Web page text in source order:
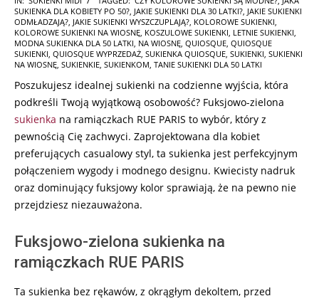
06-
17
SUKIENKA DLA KOBIETY PO 50?, JAKIE SUKIENKI DLA 30 LATKI?, JAKIE SUKIENKI
ODMŁADZAJĄ?, JAKIE SUKIENKI WYSZCZUPLAJĄ?, KOLOROWE SUKIENKI,
KOLOROWE SUKIENKI NA WIOSNĘ, KOSZULOWE SUKIENKI, LETNIE SUKIENKI,
MODNA SUKIENKA DLA 50 LATKI, NA WIOSNĘ, QUIOSQUE, QUIOSQUE
SUKIENKI, QUIOSQUE WYPRZEDAŻ, SUKIENKA QUIOSQUE, SUKIENKI, SUKIENKI
NA WIOSNĘ, SUKIENKIE, SUKIENKOM, TANIE SUKIENKI DLA 50 LATKI
Poszukujesz idealnej sukienki na codzienne wyjścia, która
podkreśli Twoją wyjątkową osobowość? Fuksjowo-zielona
sukienka na ramiączkach RUE PARIS to wybór, który z
pewnością Cię zachwyci. Zaprojektowana dla kobiet
preferujących casualowy styl, ta sukienka jest perfekcyjnym
połączeniem wygody i modnego designu. Kwiecisty nadruk
oraz dominujący fuksjowy kolor sprawiają, że na pewno nie
przejdziesz niezauważona.
Fuksjowo-zielona sukienka na
ramiączkach RUE PARIS
Ta sukienka bez rękawów, z okrągłym dekoltem, przed